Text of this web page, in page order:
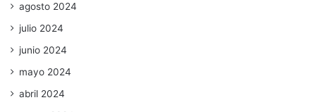
agosto 2024
julio 2024
junio 2024
mayo 2024
abril 2024